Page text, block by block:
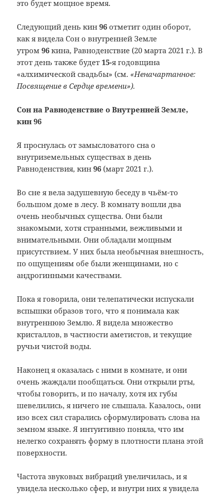
это будет мощное время.
Следующий день кин96 отметит один оборот,
как я видела Сон о внутренней Земле
утром96 кина, Равноденствие (20 марта 2021 г.). В
этот день также будет15-я годовщина
«алхимической свадьбы» (см. «Неначартанное:
Посвящение в Сердце времени»).
Сон наРавноденствие о Внутренней Земле,
кин 96
Я проснулась от замысловатого сна о
внутриземельных существах в день
Равноденствия, кин96 (март 2021 г.).
Во сне я вела задушевную беседу в чьём-то
большом доме в лесу. В комнату вошли два
очень необычных существа. Они были
знакомыми, хотя странными, вежливыми и
внимательными. Они обладали мощным
присутствием. У них была необычная внешность,
по ощущениям обе были женщинами, но с
андрогинными качествами.
Пока я говорила, они телепатически испускали
вспышки образов того, что я понимала как
внутреннюю Землю. Я видела множество
кристаллов, в частности аметистов, и текущие
ручьи чистой воды.
Наконец я оказалась с ними в комнате, и они
очень жаждали пообщаться. Они открыли рты,
чтобы говорить, и по началу, хотя их губы
шевелились, я ничего не слышала. Казалось, они
изо всех сил старались сформулировать слова на
земном языке. Я интуитивно поняла, что им
нелегко сохранять форму в плотности плана этой
поверхности.
Частота звуковых вибраций увеличилась, и я
увидела несколько сфер, и внутри них я увидела